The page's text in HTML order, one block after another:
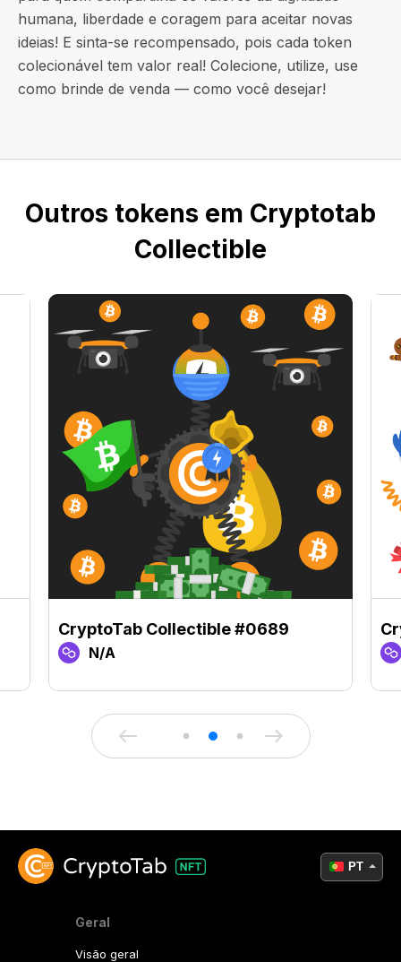
humana, liberdade e coragem para aceitar novas
ideias! E sinta-se recompensado, pois cada token
colecionável tem valor real! Colecione, utilize, use
como brinde de venda — como você desejar!
Outros tokens em Cryptotab
Collectible
CryptoTab Collectible #0689
N/A
Geral
Visão geral
PT